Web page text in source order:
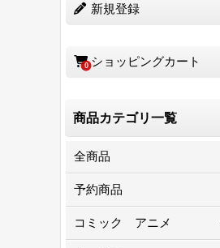
新規登録
0 ショッピングカート
商品カテゴリ一覧
全商品
予約商品
コミック アニメ